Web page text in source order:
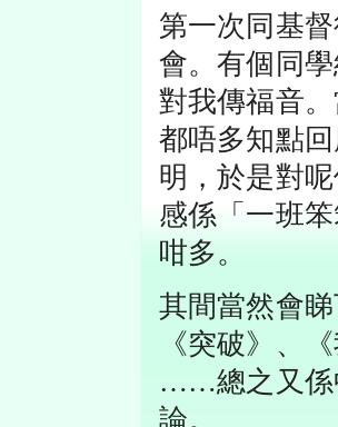
第一次同基
會。有個同
對我傳福音
都唔多知點
明，於是對
感係「一班
咁多。
其間當然會
《突破》、
……總之又係
論。